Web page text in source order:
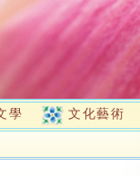
學 文化藝術